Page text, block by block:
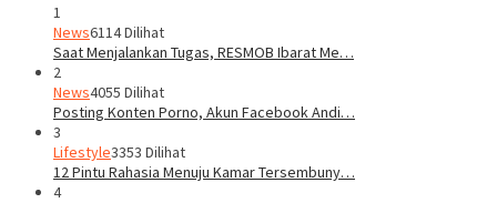
1
News6114 Dilihat
Saat Menjalankan Tugas, RESMOB Ibarat Me…
2
News4055 Dilihat
Posting Konten Porno, Akun Facebook Andi…
3
Lifestyle3353 Dilihat
12 Pintu Rahasia Menuju Kamar Tersembuny…
4